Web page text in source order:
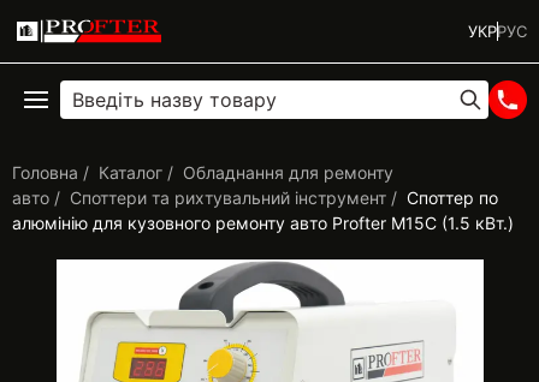
УКРРУС
Головна Каталог
Обладнання для ремонту
авто
Споттери та рихтувальний інструмент
Споттер по
алюмінію для кузовного ремонту авто Profter М15С (1.5 кВт.)